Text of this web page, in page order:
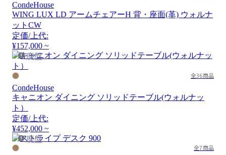
CondeHouse
WING LUX LD アームチェアーH 背・座面(革) ウォルナ
ットCW
定価/上代:
¥157,000 ~
廃盤
全36商品
CondeHouse
キャニオン ダイニング ソリッドテーブル(ウォルナッ
ト）
定価/上代:
¥452,000 ~
廃盤
全7商品